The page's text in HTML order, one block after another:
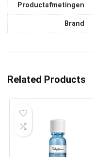
Productafmetingen
Brand
Related Products